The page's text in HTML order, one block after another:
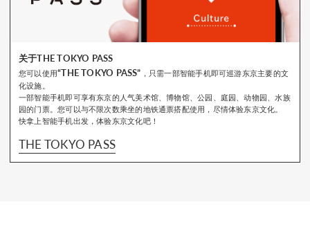
关于THE TOKYO PASS
您可以使用“THE TOKYO PASS” ，只需一部智能手机即可巡游东京主要的文
化设施。
一部智能手机即可享有东京的人气美术馆、博物馆、公园、庭园、动物园、水族
园的门票。您可以与不限次数乘坐的地铁通票搭配使用，尽情体验东京文化。
快拿上智能手机出发，体验东京文化吧！
THE TOKYO PASS